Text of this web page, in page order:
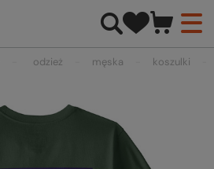
odzież męska koszulki